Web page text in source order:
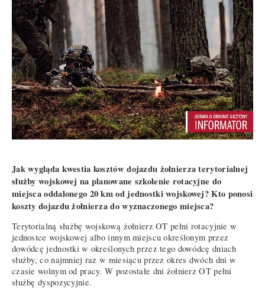
Jak wygląda kwestia kosztów dojazdu żołnierza terytorialnej
służby wojskowej na planowane szkolenie rotacyjne do
miejsca oddalonego 20 km od jednostki wojskowej? Kto ponosi
koszty dojazdu żołnierza do wyznaczonego miejsca?
Terytorialną służbę wojskową żołnierz OT pełni rotacyjnie w
jednostce wojskowej albo innym miejscu określonym przez
dowódcę jednostki w określonych przez tego dowódcę dniach
służby, co najmniej raz w miesiącu przez okres dwóch dni w
czasie wolnym od pracy. W pozostałe dni żołnierz OT pełni
służbę dyspozycyjnie.